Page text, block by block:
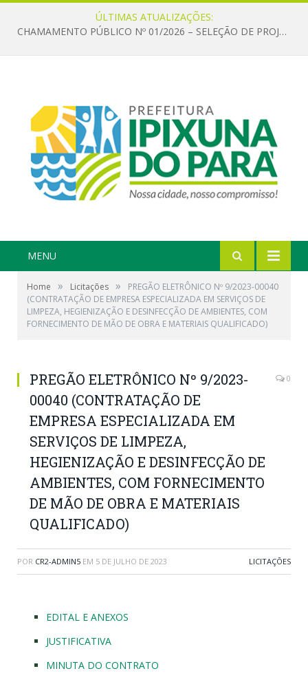
ÚLTIMAS ATUALIZAÇÕES:
CHAMAMENTO PÚBLICO Nº 01/2026 – SELEÇÃO DE PROJETOS PARA FIRMAR TERMO DE EXECUÇÃO CULTURAL COM RECURSOS DA POLÍTICA NACIONAL ALDIR BLANC DE FOMENTO À CULTURA – PNAB (LEI Nº 14.399/2022)
MENU
Home » Licitações »
PREGÃO ELETRÔNICO Nº 9/2023-00040
(CONTRATAÇÃO DE EMPRESA ESPECIALIZADA EM SERVIÇOS DE
LIMPEZA, HEGIENIZAÇÃO E DESINFECÇÃO DE AMBIENTES, COM
FORNECIMENTO DE MÃO DE OBRA E MATERIAIS QUALIFICADO)
PREGÃO ELETRÔNICO Nº 9/2023-
00040 (CONTRATAÇÃO DE
EMPRESA ESPECIALIZADA EM
SERVIÇOS DE LIMPEZA,
HEGIENIZAÇÃO E DESINFECÇÃO DE
AMBIENTES, COM FORNECIMENTO
DE MÃO DE OBRA E MATERIAIS
QUALIFICADO)
0
POR CR2-ADMIN5 EM 5 DE JULHO DE 2023 LICITAÇÕES
EDITAL E ANEXOS
JUSTIFICATIVA
MINUTA DO CONTRATO